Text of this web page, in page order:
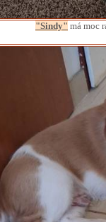
"Sindy" má moc